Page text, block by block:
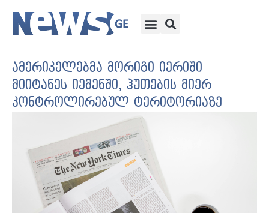
ამერიკელებმა მორიგი იერიში
მიიტანეს იემენში, ჰუთების მიერ
კონტროლირებულ ტერიტორიაზე